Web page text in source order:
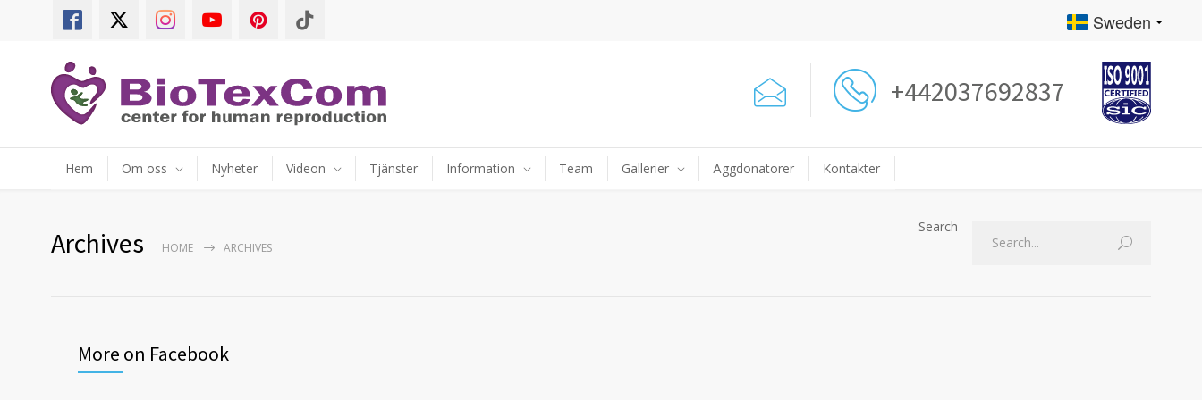
Sweden
+442037692837
Hem Om oss Nyheter Videon Tjänster Information Team Gallerier Äggdonatorer Kontakter
Archives HOME ARCHIVES
Search
More on Facebook